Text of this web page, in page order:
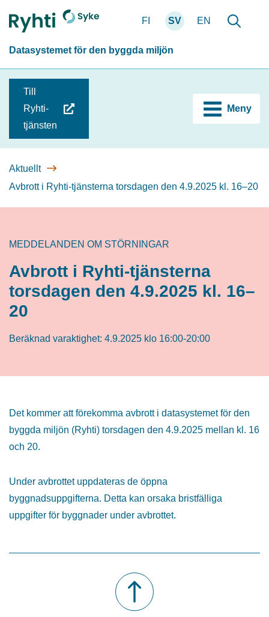
till
Förstasidan
FI SV EN
Söka
Datasystemet för den byggda miljön
Till
Ryhti-
tjänsten
omdirigerad
till
en
Meny
Aktuellt
Avbrott i Ryhti-tjänsterna torsdagen den 4.9.2025 kl. 16–20
MEDDELANDEN OM STÖRNINGAR
Avbrott i Ryhti-tjänsterna
torsdagen den 4.9.2025 kl. 16–
20
Beräknad varaktighet: 4.9.2025 klo 16:00-20:00
Det kommer att förekomma avbrott i datasystemet för den
byggda miljön (Ryhti) torsdagen den 4.9.2025 mellan kl. 16
och 20.
Under avbrottet uppdateras de öppna
byggnadsuppgifterna. Detta kan orsaka bristfälliga
uppgifter för byggnader under avbrottet.